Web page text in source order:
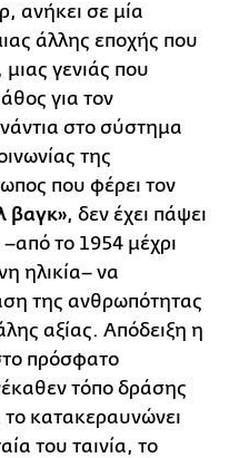
ανήκει σε μία
άλλης εποχής που
γενιάς που
για τον
στο σύστημα
της
που φέρει τον
βαγκ», δεν έχει πάψει
–από το 1954 μέχρι
ηλικία– να
της ανθρωπότητας
αξίας. Απόδειξη η
πρόσφατο
τόπο δράσης
κατακεραυνώνει
του ταινία, το